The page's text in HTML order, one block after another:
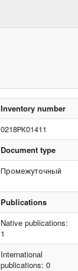
Inventory number
0218РК01411
Document type
Промежуточный
Publications
Native publications:
1
International
publications: 0